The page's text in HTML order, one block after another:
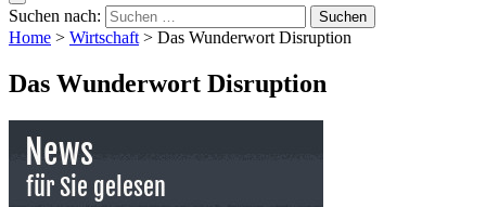
Suchen nach:
Home > Wirtschaft> Das Wunderwort Disruption
Das Wunderwort Disruption